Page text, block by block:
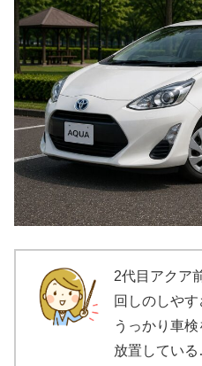
2代目アクア
回しのしやす
うっかり車
放置してい